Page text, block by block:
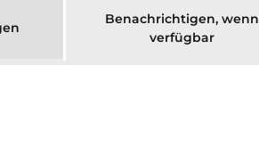
Benachrichtigen, wenn
verfügbar